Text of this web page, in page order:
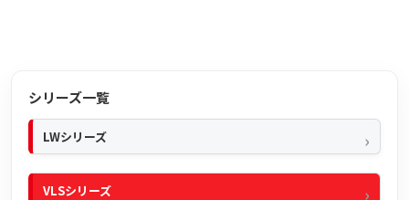
シリーズ一覧
LWシリーズ
VLSシリーズ